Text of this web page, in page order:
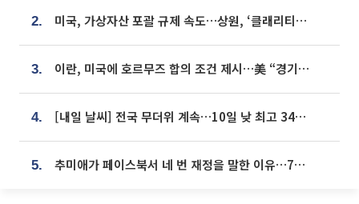
2. 미국, 가상자산 포괄 규제 속도…상원, ‘클래리티법’ 9월 절차투표 추진
3. 이란, 미국에 호르무즈 합의 조건 제시…美 “경기 아직 안 끝나” [종합]
4. [내일 날씨] 전국 무더위 계속…10일 낮 최고 34도 육박
5. 추미애가 페이스북서 네 번 재정을 말한 이유…7700억 추경 열쇠는 도의회에